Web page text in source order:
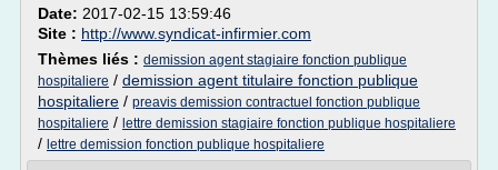
Date: 2017-02-15 13:59:46
Site : http://www.syndicat-infirmier.com
Thèmes liés : demission agent stagiaire fonction publique
hospitaliere / demission agent titulaire fonction publique
hospitaliere / preavis demission contractuel fonction publique
hospitaliere / lettre demission stagiaire fonction publique hospitaliere
/ lettre demission fonction publique hospitaliere